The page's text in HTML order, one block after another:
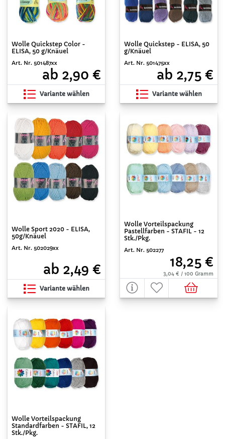
Wolle Quickstep Color -
ELISA, 50 g/Knäuel
Art. Nr. 501487xx
ab 2,90 €
Variante wählen
Wolle Quickstep - ELISA, 50
g/Knäuel
Art. Nr. 501475xx
ab 2,75 €
Variante wählen
Wolle Sport 2020 - ELISA,
50g/Knäuel
Art. Nr. 502029xx
ab 2,49 €
Variante wählen
Wolle Vorteilspackung
Pastellfarben - STAFIL - 12
Stk./Pkg.
Art. Nr. 502277
18,25 €
3,04 € / 100 Gramm
Wolle Vorteilspackung
Standardfarben - STAFIL, 12
Stk./Pkg.